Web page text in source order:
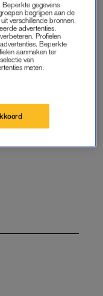
zonneschijn komt
vanaf
koelt het af
hitte een
op? Dit zijn de
gegevens
begrijpen aan de
verschillende bronnen.
advertenties.
Profielen
Beperkte
aanmaken ter
van
meten.